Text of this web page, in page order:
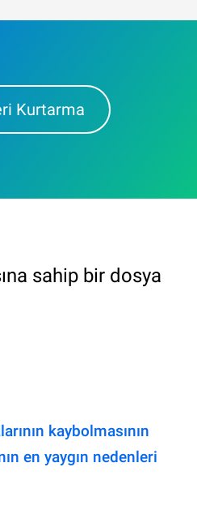
Kurtarma
sahip bir dosya
kaybolmasının
en yaygın nedenleri